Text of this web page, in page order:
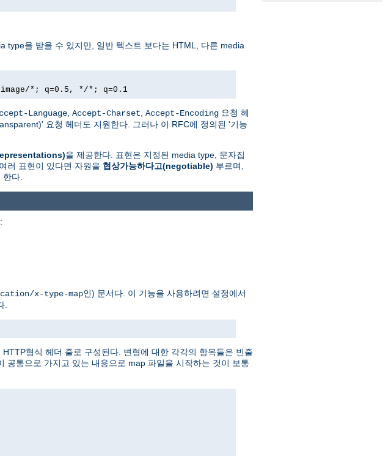
type을 받을 수 있지만, 일반 텍스트 보다는 HTML, 다른 media
*; q=0.5, */*; q=0.1
Language Accept-Charset Accept-Encoding 요청 헤
요청 헤더도 지원한다. 그러나 이 RFC에 정의된 '기능
을 제공한다. 표현은 지정된 media type, 문자집
러 표현이 있다면 자원을 협상가능하다고(negotiable) 부르며,
한다.
x-type-map인) 문서다. 이 기능을 사용하려면 설정에서
.
형식 헤더 줄로 구성된다. 변형에 대한 각각의 항목들은 빈줄
통으로 가지고 있는 내용으로 map 파일을 시작하는 것이 보통